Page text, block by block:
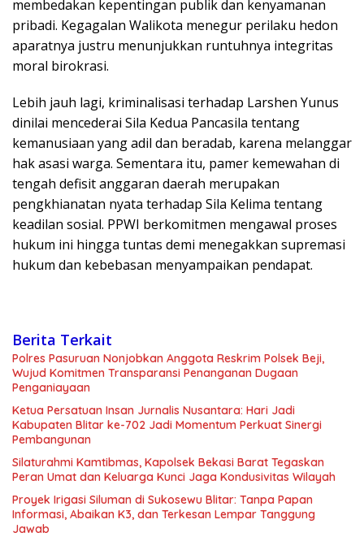
membedakan kepentingan publik dan kenyamanan
pribadi. Kegagalan Walikota menegur perilaku hedon
aparatnya justru menunjukkan runtuhnya integritas
moral birokrasi.
Lebih jauh lagi, kriminalisasi terhadap Larshen Yunus
dinilai mencederai Sila Kedua Pancasila tentang
kemanusiaan yang adil dan beradab, karena melanggar
hak asasi warga. Sementara itu, pamer kemewahan di
tengah defisit anggaran daerah merupakan
pengkhianatan nyata terhadap Sila Kelima tentang
keadilan sosial. PPWI berkomitmen mengawal proses
hukum ini hingga tuntas demi menegakkan supremasi
hukum dan kebebasan menyampaikan pendapat.
Berita Terkait
Polres Pasuruan Nonjobkan Anggota Reskrim Polsek Beji,
Wujud Komitmen Transparansi Penanganan Dugaan
Penganiayaan
Ketua Persatuan Insan Jurnalis Nusantara: Hari Jadi
Kabupaten Blitar ke-702 Jadi Momentum Perkuat Sinergi
Pembangunan
Silaturahmi Kamtibmas, Kapolsek Bekasi Barat Tegaskan
Peran Umat dan Keluarga Kunci Jaga Kondusivitas Wilayah
Proyek Irigasi Siluman di Sukosewu Blitar: Tanpa Papan
Informasi, Abaikan K3, dan Terkesan Lempar Tanggung
Jawab